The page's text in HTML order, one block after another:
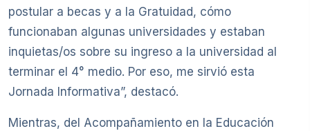
postular a becas y a la Gratuidad, cómo
funcionaban algunas universidades y estaban
inquietas/os sobre su ingreso a la universidad al
terminar el 4° medio. Por eso, me sirvió esta
Jornada Informativa”, destacó.
Mientras, del Acompañamiento en la Educación